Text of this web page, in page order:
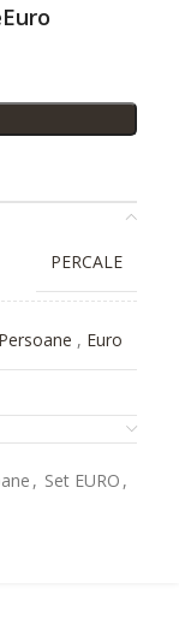
Euro
PERCALE
, Euro
, Set EURO ,